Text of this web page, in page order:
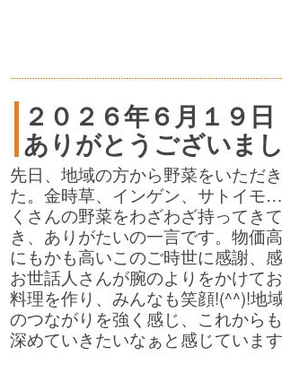
２０２６年６月１９日
ありがとうございま
先日、地域の方から野菜をいただ
た。金時草、インゲン、サトイモ
くさんの野菜をわざわざ持ってき
き、ありがたいの一言です。物価
にもかも高いこのご時世に感謝、
お世話人さんが腕のよりをかけて
料理を作り、みんなも笑顔!(^^)!地
のつながりを強く感じ、これから
深めていきたいなぁと感じていま